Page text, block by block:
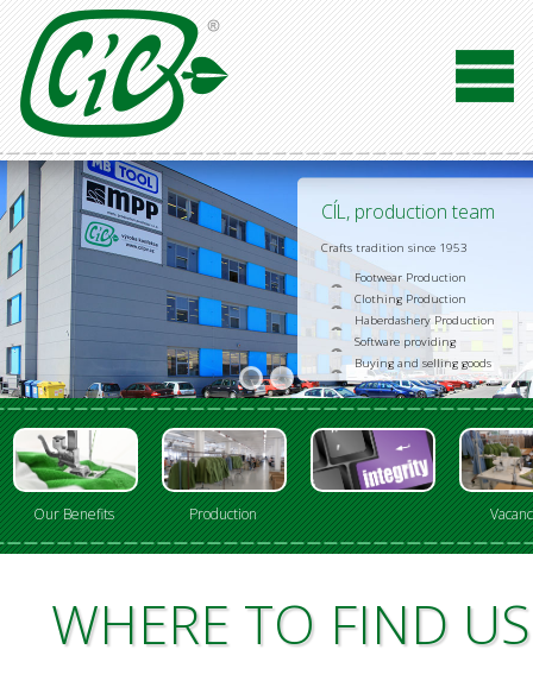
CÍL, production team
Crafts tradition since 1953
Footwear Production
Clothing Production
Haberdashery Production
Software providing
Buying and selling goods
Our Benefits Production
WHERE TO FIND US